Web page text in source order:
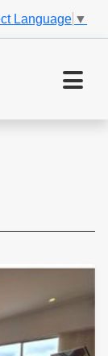
Language ▼